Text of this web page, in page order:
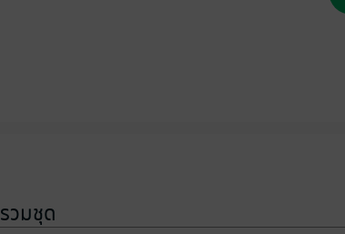
วมชุด